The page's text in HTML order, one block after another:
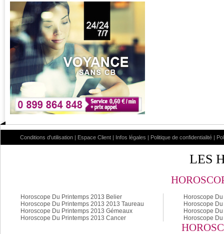
Conditions d'utilisation | Espace Client | Infos légales | Politique de confidentialité |
LES
Horoscope Du Printemps 2013 Belier
Horoscope Du Printemps 2013 2013 Taureau
Horoscope Du Printemps 2013 Gémeaux
Horoscope Du Printemps 2013 Cancer
Horoscope
Horoscope
Horoscope
Horoscope